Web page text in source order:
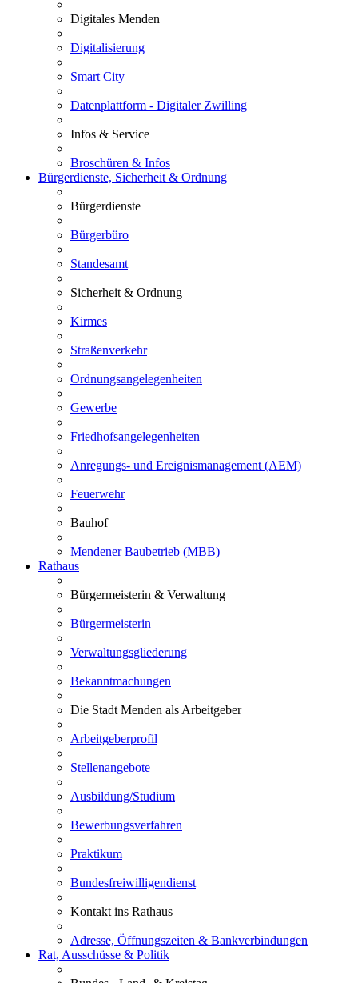
Digitales Menden
Digitalisierung
Smart City
Datenplattform - Digitaler Zwilling
Infos & Service
Broschüren & Infos
Bürgerdienste, Sicherheit & Ordnung
Bürgerdienste
Bürgerbüro
Standesamt
Sicherheit & Ordnung
Kirmes
Straßenverkehr
Ordnungsangelegenheiten
Gewerbe
Friedhofsangelegenheiten
Anregungs- und Ereignismanagement (AEM)
Feuerwehr
Bauhof
Mendener Baubetrieb (MBB)
Rathaus
Bürgermeisterin & Verwaltung
Bürgermeisterin
Verwaltungsgliederung
Bekanntmachungen
Die Stadt Menden als Arbeitgeber
Arbeitgeberprofil
Stellenangebote
Ausbildung/Studium
Bewerbungsverfahren
Praktikum
Bundesfreiwilligendienst
Kontakt ins Rathaus
Adresse, Öffnungszeiten & Bankverbindungen
Rat, Ausschüsse & Politik